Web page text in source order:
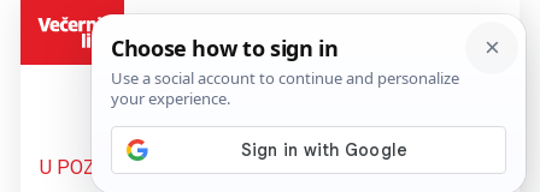
U POZNATOM DRUŠTVU